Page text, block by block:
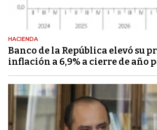
HACIENDA
Banco de la República elevó su
inflación a 6,9% a cierre de año